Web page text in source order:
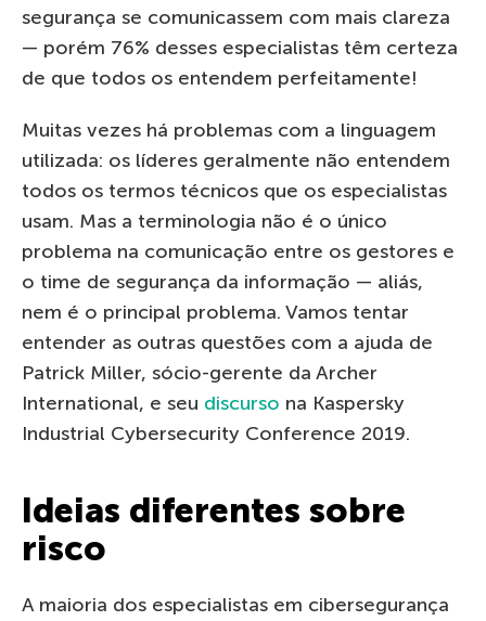
segurança se comunicassem com mais clareza
— porém 76% desses especialistas têm certeza
de que todos os entendem perfeitamente!
Muitas vezes há problemas com a linguagem
utilizada: os líderes geralmente não entendem
todos os termos técnicos que os especialistas
usam. Mas a terminologia não é o único
problema na comunicação entre os gestores e
o time de segurança da informação — aliás,
nem é o principal problema. Vamos tentar
entender as outras questões com a ajuda de
Patrick Miller, sócio-gerente da Archer
International, e seu discurso na Kaspersky
Industrial Cybersecurity Conference 2019.
Ideias diferentes sobre
risco
A maioria dos especialistas em cibersegurança